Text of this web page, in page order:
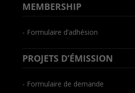
MEMBERSHIP
- Formulaire d’adhésion
PROJETS D’ÉMISSION
- Formulaire de demande